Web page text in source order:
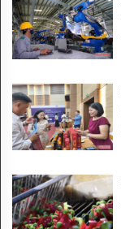
GIÁ
HÀNG
SẢN
XUẤT
TIÊU
THỤ